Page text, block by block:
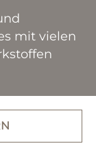
mit vielen